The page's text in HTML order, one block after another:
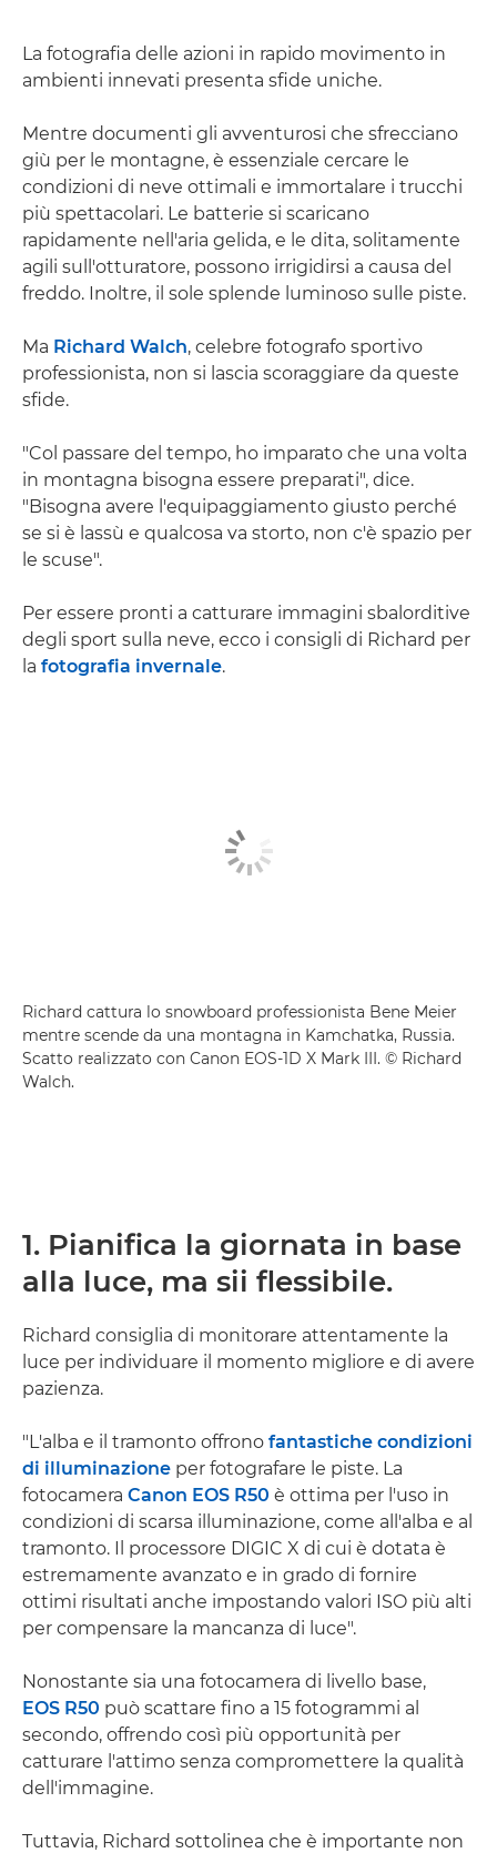
La fotografia delle azioni in rapido movimento in
ambienti innevati presenta sfide uniche.
Mentre documenti gli avventurosi che sfrecciano
giù per le montagne, è essenziale cercare le
condizioni di neve ottimali e immortalare i trucchi
più spettacolari. Le batterie si scaricano
rapidamente nell'aria gelida, e le dita, solitamente
agili sull'otturatore, possono irrigidirsi a causa del
freddo. Inoltre, il sole splende luminoso sulle piste.
Ma Richard Walch, celebre fotografo sportivo
professionista, non si lascia scoraggiare da queste
sfide.
"Col passare del tempo, ho imparato che una volta
in montagna bisogna essere preparati", dice.
"Bisogna avere l'equipaggiamento giusto perché
se si è lassù e qualcosa va storto, non c'è spazio per
le scuse".
Per essere pronti a catturare immagini sbalorditive
degli sport sulla neve, ecco i consigli di Richard per
la fotografia invernale.
Richard cattura lo snowboard professionista Bene Meier
mentre scende da una montagna in Kamchatka, Russia.
Scatto realizzato con Canon EOS-1D X Mark III. © Richard
Walch.
1. Pianifica la giornata in base
alla luce, ma sii flessibile.
Richard consiglia di monitorare attentamente la
luce per individuare il momento migliore e di avere
pazienza.
"L'alba e il tramonto offrono fantastiche condizioni
di illuminazione per fotografare le piste. La
fotocamera Canon EOS R50 è ottima per l'uso in
condizioni di scarsa illuminazione, come all'alba e al
tramonto. Il processore DIGIC X di cui è dotata è
estremamente avanzato e in grado di fornire
ottimi risultati anche impostando valori ISO più alti
per compensare la mancanza di luce".
Nonostante sia una fotocamera di livello base,
EOS R50 può scattare fino a 15 fotogrammi al
secondo, offrendo così più opportunità per
catturare l'attimo senza compromettere la qualità
dell'immagine.
Tuttavia, Richard sottolinea che è importante non